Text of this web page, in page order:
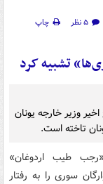
۵ نظر
چاپ
تشبیه کرد
وزیر خارجه یونان
تاخته است.
طیب اردوغان»
سوری را به رفتار